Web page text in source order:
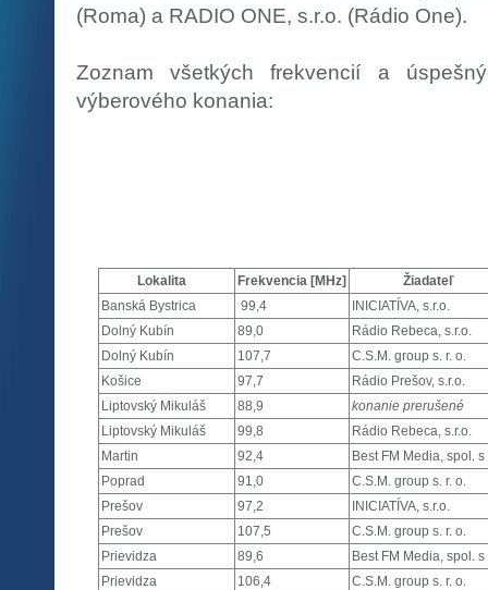
(Roma) a RADIO ONE, s.r.o. (Rádio One).
Zoznam všetkých frekvencií a
výberového konania:
Lokalita Frekvencia [MHz]
Žiadateľ
Banská Bystrica
99,4
INICIATÍVA, s.r.o.
Dolný Kubín
89,0
Rádio Rebeca, s.r.o.
Dolný Kubín
107,7
C.S.M. group s. r. o.
Košice
97,7
Rádio Prešov, s.r.o.
Liptovský Mikuláš
88,9
konanie prerušené
Liptovský Mikuláš
99,8
Rádio Rebeca, s.r.o.
Martin
92,4
Best FM Media, spol. s
Poprad
91,0
C.S.M. group s. r. o.
Prešov
97,2
INICIATÍVA, s.r.o.
Prešov
107,5
C.S.M. group s. r. o.
Prievidza
89,6
Best FM Media, spol. s
Prievidza
106,4
C.S.M. group s. r. o.